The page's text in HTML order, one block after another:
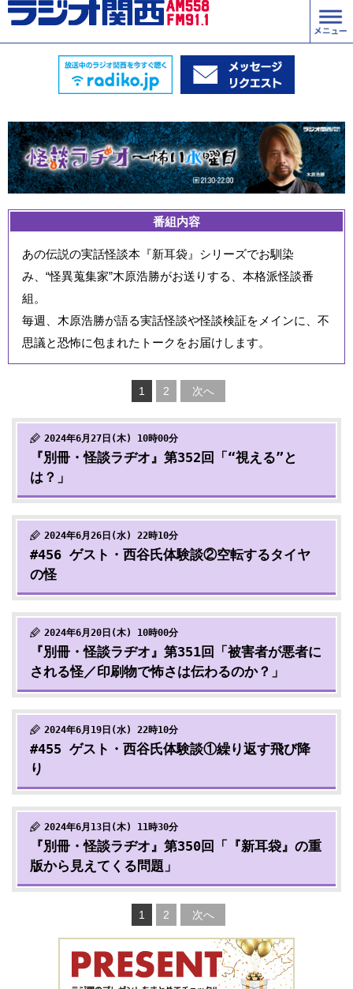
番組内容
あの伝説の実話怪談本『新耳袋』シリーズでお馴染
み、“怪異蒐集家”木原浩勝がお送りする、本格派怪談番
組。
毎週、木原浩勝が語る実話怪談や怪談検証をメインに、不
思議と恐怖に包まれたトークをお届けします。
1 2 次へ
2024年6月27日(木) 10時00分
『別冊・怪談ラヂオ』第352回「“視える”と
は？」
2024年6月26日(水) 22時10分
#456 ゲスト・西谷氏体験談②空転するタイヤ
の怪
2024年6月20日(木) 10時00分
『別冊・怪談ラヂオ』第351回「被害者が悪者に
される怪／印刷物で怖さは伝わるのか？」
2024年6月19日(水) 22時10分
#455 ゲスト・西谷氏体験談①繰り返す飛び降
り
2024年6月13日(木) 11時30分
『別冊・怪談ラヂオ』第350回「『新耳袋』の重
版から見えてくる問題」
1 2 次へ